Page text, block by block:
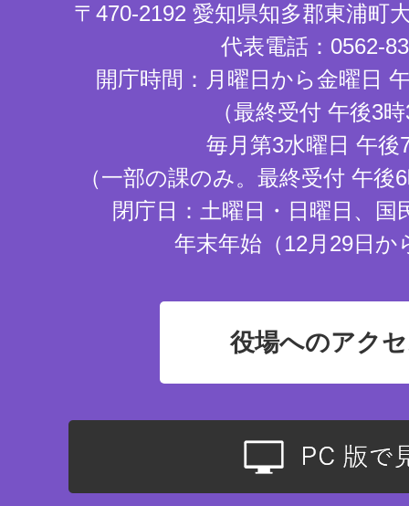
〒470-2192 愛知県知多郡東浦町
代表電話：0562-
開庁時間：月曜日から金曜日
（最終受付 午後3
毎月第3水曜日 午後
（一部の課のみ。最終受付 午
閉庁日：土曜日・日曜日、国
年末年始（12月29日か
役場へのアク